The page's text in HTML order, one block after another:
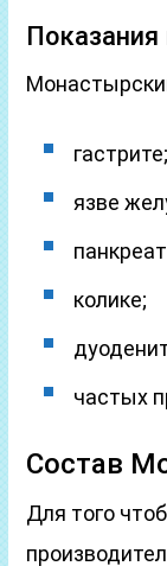
гастрите;
язве
колике;
частых
Состав
Для того